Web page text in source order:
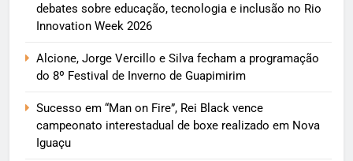
debates sobre educação, tecnologia e inclusão no Rio
Innovation Week 2026
Alcione, Jorge Vercillo e Silva fecham a programação
do 8º Festival de Inverno de Guapimirim
Sucesso em “Man on Fire”, Rei Black vence
campeonato interestadual de boxe realizado em Nova
Iguaçu